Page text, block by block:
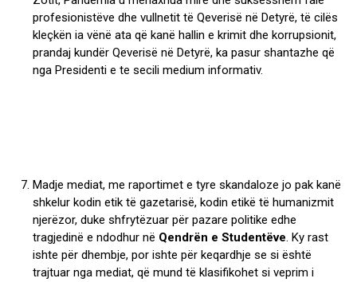
profesionistëve dhe vullnetit të Qeverisë në Detyrë, të cilës
kleçkën ia vënë ata që kanë hallin e krimit dhe korrupsionit,
prandaj kundër Qeverisë në Detyrë, ka pasur shantazhe që
nga Presidenti e te secili medium informativ.
Madje mediat, me raportimet e tyre skandaloze jo pak kanë
shkelur kodin etik të gazetarisë, kodin etikë të humanizmit
njerëzor, duke shfrytëzuar për pazare politike edhe
tragjedinë e ndodhur në Qendrën e Studentëve. Ky rast
ishte për dhembje, por ishte për keqardhje se si është
trajtuar nga mediat, që mund të klasifikohet si veprim i